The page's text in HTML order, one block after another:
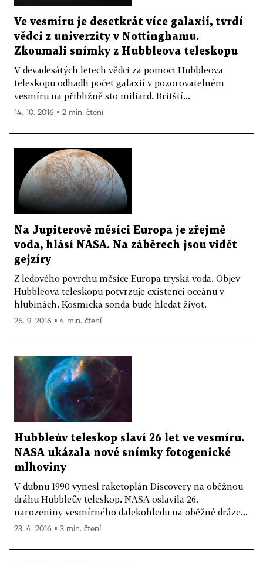
Ve vesmíru je desetkrát více galaxií, tvrdí
vědci z univerzity v Nottinghamu.
Zkoumali snímky z Hubbleova teleskopu
V devadesátých letech vědci za pomoci Hubbleova
teleskopu odhadli počet galaxií v pozorovatelném
vesmíru na přibližně sto miliard. Britští...
14. 10. 2016 ▪ 2 min. čtení
Na Jupiterově měsíci Europa je zřejmě
voda, hlásí NASA. Na záběrech jsou vidět
gejzíry
Z ledového povrchu měsíce Europa tryská voda. Objev
Hubbleova teleskopu potvrzuje existenci oceánu v
hlubinách. Kosmická sonda bude hledat život.
26. 9. 2016 ▪ 4 min. čtení
Hubbleův teleskop slaví 26 let ve vesmíru.
NASA ukázala nové snímky fotogenické
mlhoviny
V dubnu 1990 vynesl raketoplán Discovery na oběžnou
dráhu Hubbleův teleskop. NASA oslavila 26.
narozeniny vesmírného dalekohledu na oběžné dráze...
23. 4. 2016 ▪ 3 min. čtení